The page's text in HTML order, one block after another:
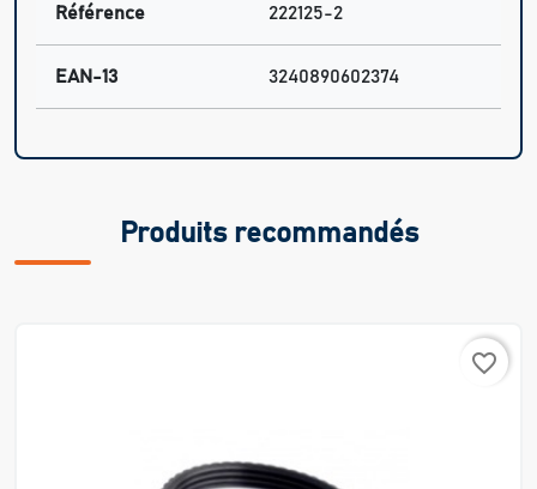
Référence 222125-2
EAN-13 3240890602374
Produits recommandés
favorite_border